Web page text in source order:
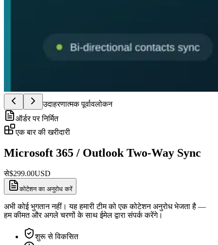
उदाहरणात्मक पूर्वावलोकन
ऑर्डर पर निर्मित
एक बार की खरीदारी
Microsoft 365 / Outlook Two-Way Sync
से$299.00USD
कोटेशन का अनुरोध करें
अभी कोई भुगतान नहीं। यह हमारी टीम को एक कोटेशन अनुरोध भेजता है —
हम कीमत और अगले चरणों के साथ ईमेल द्वारा संपर्क करेंगे।
शुरू से विकसित